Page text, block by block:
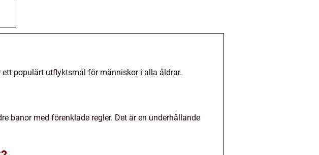
populärt utflyktsmål för människor i alla åldrar.
banor med förenklade regler. Det är en underhållande